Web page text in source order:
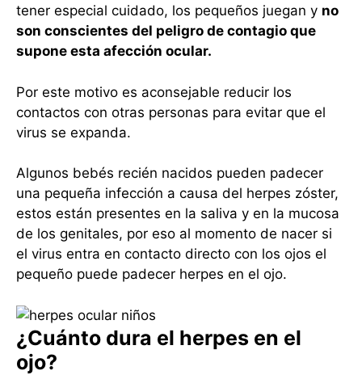
tener especial cuidado, los pequeños juegan y no
son conscientes del peligro de contagio que
supone esta afección ocular.
Por este motivo es aconsejable reducir los
contactos con otras personas para evitar que el
virus se expanda.
Algunos bebés recién nacidos pueden padecer
una pequeña infección a causa del herpes zóster,
estos están presentes en la saliva y en la mucosa
de los genitales, por eso al momento de nacer si
el virus entra en contacto directo con los ojos el
pequeño puede padecer herpes en el ojo.
¿Cuánto dura el herpes en el
ojo?